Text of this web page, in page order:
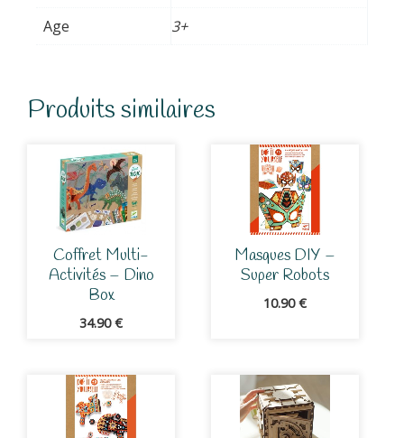
Age
3+
Produits similaires
Coffret Multi-
Activités – Dino
Box
34.90€
Masques DIY –
Super Robots
10.90€